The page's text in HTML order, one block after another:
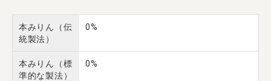
本みりん（伝
統製法）
0%
本みりん（標
準的な製法）
0%